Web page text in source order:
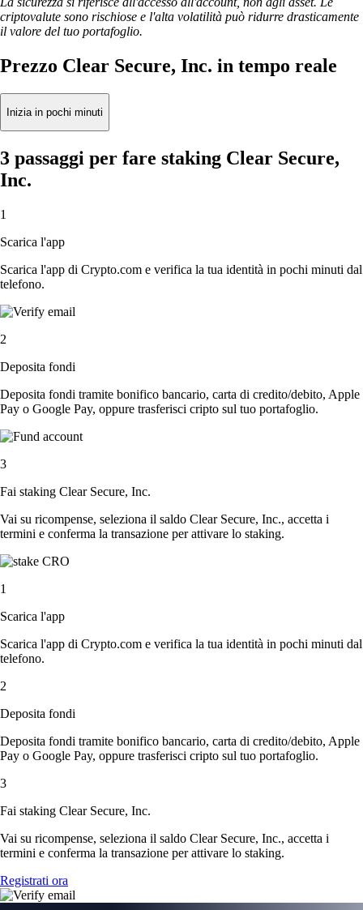
criptovalute sono rischiose e l'alta volatilità può ridurre drasticamente
il valore del tuo portafoglio.
Prezzo Clear Secure, Inc. in tempo reale
Inizia in pochi minuti
3 passaggi per fare staking Clear Secure,
Inc.
1
Scarica l'app
Scarica l'app di Crypto.com e verifica la tua identità in pochi minuti dal
telefono.
2
Deposita fondi
Deposita fondi tramite bonifico bancario, carta di credito/debito, Apple
Pay o Google Pay, oppure trasferisci cripto sul tuo portafoglio.
3
Fai staking Clear Secure, Inc.
Vai su ricompense, seleziona il saldo Clear Secure, Inc., accetta i
termini e conferma la transazione per attivare lo staking.
1
Scarica l'app
Scarica l'app di Crypto.com e verifica la tua identità in pochi minuti dal
telefono.
2
Deposita fondi
Deposita fondi tramite bonifico bancario, carta di credito/debito, Apple
Pay o Google Pay, oppure trasferisci cripto sul tuo portafoglio.
3
Fai staking Clear Secure, Inc.
Vai su ricompense, seleziona il saldo Clear Secure, Inc., accetta i
termini e conferma la transazione per attivare lo staking.
Registrati ora